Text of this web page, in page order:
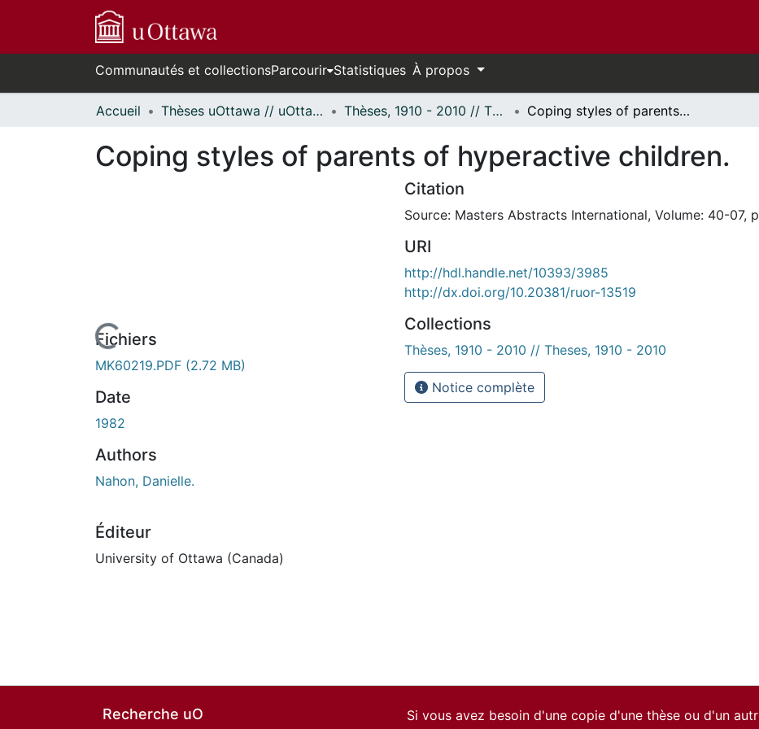
Communautés et collectionsParcourir Statistiques À propos
Accueil Thèses uOttawa // uOttawa Theses Thèses, 1910 - 2010 // Theses, 1910 - 2010 Coping styles of parents of hyperactive children.
Coping styles of parents of hyperactive children.
En cours de chargement...
Fichiers
MK60219.PDF (2.72 MB)
Date
1982
Authors
Nahon, Danielle.
Éditeur
University of Ottawa (Canada)
Citation
Source: Masters Abstracts International, Volume: 40-07,
URI
http://hdl.handle.net/10393/3985
http://dx.doi.org/10.20381/ruor-13519
Collections
Thèses, 1910 - 2010 // Theses, 1910 - 2010
Notice complète
Recherche uO
Si vous avez besoin d'une copie d'une thèse ou d'un